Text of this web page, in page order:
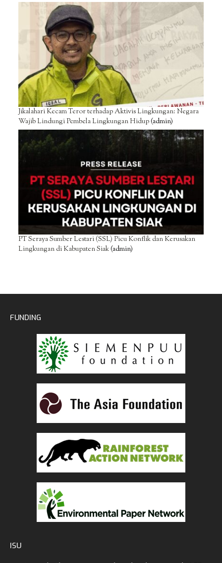
Jikalahari Kecam Teror terhadap Aktivis Lingkungan: Negara
Wajib Lindungi Pembela Lingkungan Hidup(admin)
PT Seraya Sumber Lestari (SSL) Picu Konflik dan Kerusakan
Lingkungan di Kabupaten Siak(admin)
FUNDING
ISU